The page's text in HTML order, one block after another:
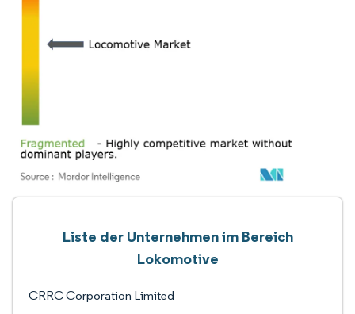
Liste der Unternehmen im Bereich
Lokomotive
CRRC Corporation Limited